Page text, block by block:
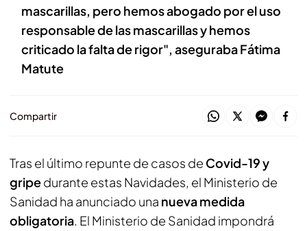
mascarillas, pero hemos abogado por el uso
responsable de las mascarillas y hemos
criticado la falta de rigor", aseguraba Fátima
Matute
Compartir
Tras el último repunte de casos de Covid-19 y
gripedurante estas Navidades, el Ministerio de
Sanidad ha anunciado una nueva medida
obligatoria. El Ministerio de Sanidad impondrá